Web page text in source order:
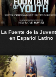
La Fuente de la
en Español Latino